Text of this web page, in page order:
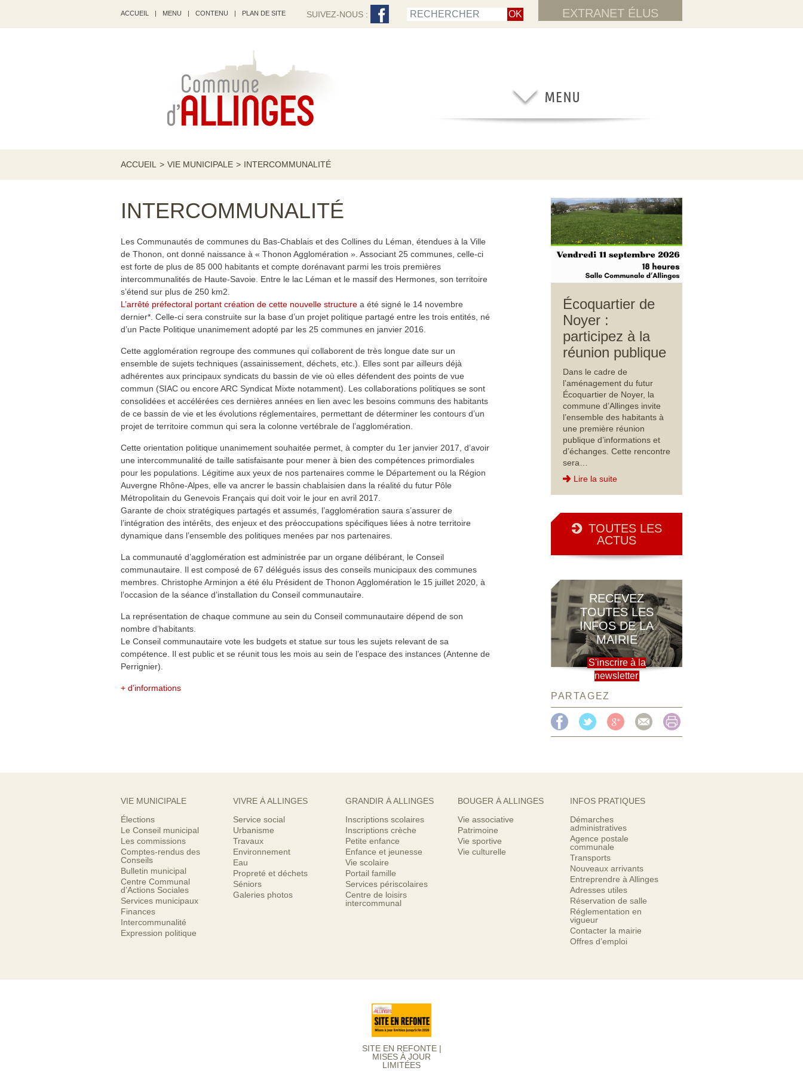
ACCUEIL | MENU | CONTENU | PLAN DE SITE EXTRANET ÉLUS
SUIVEZ-NOUS :
ACCUEIL > VIE MUNICIPALE > INTERCOMMUNALITÉ
INTERCOMMUNALITÉ
Les Communautés de communes du Bas-Chablais et des Collines du Léman, étendues à la Ville
de Thonon, ont donné naissance à « Thonon Agglomération ». Associant 25 communes, celle-ci
est forte de plus de 85 000 habitants et compte dorénavant parmi les trois premières
intercommunalités de Haute-Savoie. Entre le lac Léman et le massif des Hermones, son territoire
s’étend sur plus de 250 km2.
L’arrêté préfectoral portant création de cette nouvelle structure a été signé le 14 novembre
dernier*. Celle-ci sera construite sur la base d’un projet politique partagé entre les trois entités, né
d’un Pacte Politique unanimement adopté par les 25 communes en janvier 2016.
Cette agglomération regroupe des communes qui collaborent de très longue date sur un
ensemble de sujets techniques (assainissement, déchets, etc.). Elles sont par ailleurs déjà
adhérentes aux principaux syndicats du bassin de vie où elles défendent des points de vue
commun (SIAC ou encore ARC Syndicat Mixte notamment). Les collaborations politiques se sont
consolidées et accélérées ces dernières années en lien avec les besoins communs des habitants
de ce bassin de vie et les évolutions réglementaires, permettant de déterminer les contours d’un
projet de territoire commun qui sera la colonne vertébrale de l’agglomération.
Cette orientation politique unanimement souhaitée permet, à compter du 1er janvier 2017, d’avoir
une intercommunalité de taille satisfaisante pour mener à bien des compétences primordiales
pour les populations. Légitime aux yeux de nos partenaires comme le Département ou la Région
Auvergne Rhône-Alpes, elle va ancrer le bassin chablaisien dans la réalité du futur Pôle
Métropolitain du Genevois Français qui doit voir le jour en avril 2017.
Garante de choix stratégiques partagés et assumés, l’agglomération saura s’assurer de
l’intégration des intérêts, des enjeux et des préoccupations spécifiques liées à notre territoire
dynamique dans l’ensemble des politiques menées par nos partenaires.
La communauté d’agglomération est administrée par un organe délibérant, le Conseil
communautaire. Il est composé de 67 délégués issus des conseils municipaux des communes
membres. Christophe Arminjon a été élu Président de Thonon Agglomération le 15 juillet 2020, à
l’occasion de la séance d’installation du Conseil communautaire.
La représentation de chaque commune au sein du Conseil communautaire dépend de son
nombre d’habitants.
Le Conseil communautaire vote les budgets et statue sur tous les sujets relevant de sa
compétence. Il est public et se réunit tous les mois au sein de l’espace des instances (Antenne de
Perrignier).
+ d’informations
Écoquartier de
Noyer :
participez à la
réunion publique
Dans le cadre de
l’aménagement du futur
Écoquartier de Noyer, la
commune d’Allinges invite
l’ensemble des habitants à
une première réunion
publique d’informations et
d’échanges. Cette rencontre
sera…
Lire la suite
TOUTES LES
ACTUS
RECEVEZ
TOUTES LES
INFOS DE LA
MAIRIE
S'inscrire à la
newsletter
PARTAGEZ
VIE MUNICIPALE
Élections
Le Conseil municipal
Les commissions
Comptes-rendus des
Conseils
Bulletin municipal
Centre Communal
d’Actions Sociales
Services municipaux
Finances
Intercommunalité
Expression politique
VIVRE À ALLINGES
Service social
Urbanisme
Travaux
Environnement
Eau
Propreté et déchets
Séniors
Galeries photos
GRANDIR À ALLINGES
Inscriptions scolaires
Inscriptions crèche
Petite enfance
Enfance et jeunesse
Vie scolaire
Portail famille
Services périscolaires
Centre de loisirs
intercommunal
BOUGER À ALLINGES
Vie associative
Patrimoine
Vie sportive
Vie culturelle
INFOS PRATIQUES
Démarches
administratives
Agence postale
communale
Transports
Nouveaux arrivants
Entreprendre à Allinges
Adresses utiles
Réservation de salle
Réglementation en
vigueur
Contacter la mairie
Offres d’emploi
SITE EN REFONTE |
MISES À JOUR
LIMITÉES